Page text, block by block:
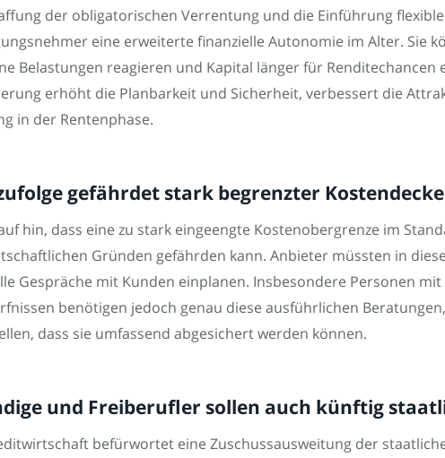
der obligatorischen Verrentung und die Einführung
eine erweiterte finanzielle Autonomie im Alter. Sie
Belastungen reagieren und Kapital länger für Renditechancen
erhöht die Planbarkeit und Sicherheit, verbessert die
in der Rentenphase.
gefährdet stark begrenzter
hin, dass eine zu stark eingeengte Kostenobergrenze im
Gründen gefährden kann. Anbieter müssten in
Gespräche mit Kunden einplanen. Insbesondere Personen
benötigen jedoch genau diese ausführlichen
dass sie umfassend abgesichert werden können.
und Freiberufler sollen auch künftig
befürwortet eine Zuschussausweitung der